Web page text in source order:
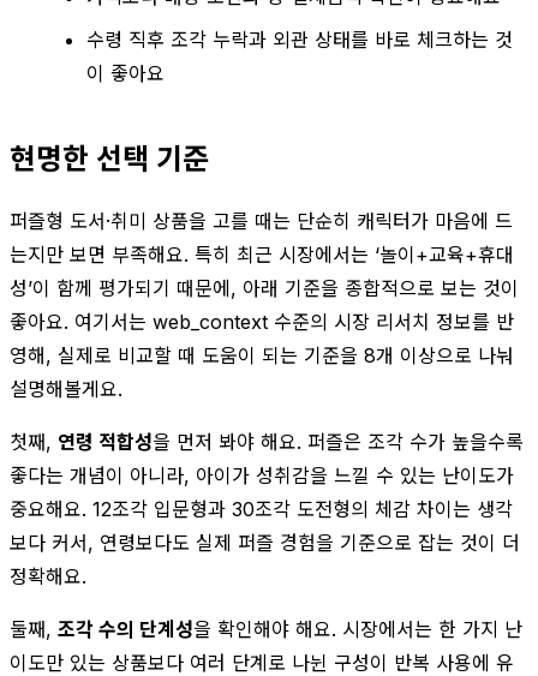
수령 직후 조각 누락과 외관 상태를 바로 체크하는 것
이 좋아요
현명한 선택 기준
퍼즐형 도서·취미 상품을 고를 때는 단순히 캐릭터가 마음에 드
는지만 보면 부족해요. 특히 최근 시장에서는 ‘놀이+교육+휴대
성’이 함께 평가되기 때문에, 아래 기준을 종합적으로 보는 것이
좋아요. 여기서는 web_context 수준의 시장 리서치 정보를 반
영해, 실제로 비교할 때 도움이 되는 기준을 8개 이상으로 나눠
설명해볼게요.
첫째, 연령 적합성을 먼저 봐야 해요. 퍼즐은 조각 수가 높을수록
좋다는 개념이 아니라, 아이가 성취감을 느낄 수 있는 난이도가
중요해요. 12조각 입문형과 30조각 도전형의 체감 차이는 생각
보다 커서, 연령보다도 실제 퍼즐 경험을 기준으로 잡는 것이 더
정확해요.
둘째, 조각 수의 단계성을 확인해야 해요. 시장에서는 한 가지 난
이도만 있는 상품보다 여러 단계로 나뉜 구성이 반복 사용에 유